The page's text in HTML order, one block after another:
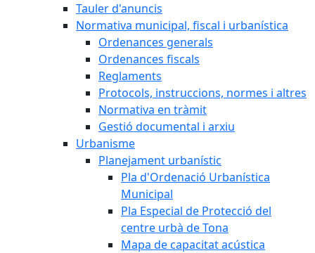
Tauler d'anuncis
Normativa municipal, fiscal i urbanística
Ordenances generals
Ordenances fiscals
Reglaments
Protocols, instruccions, normes i altres
Normativa en tràmit
Gestió documental i arxiu
Urbanisme
Planejament urbanístic
Pla d'Ordenació Urbanística
Municipal
Pla Especial de Protecció del
centre urbà de Tona
Mapa de capacitat acústica